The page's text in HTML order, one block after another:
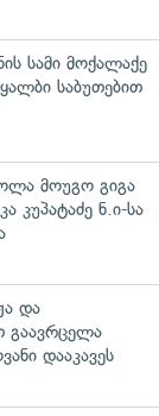
სამი მოქალაქე
საბუთებით
მოუგო გიგა
კუპატაძე ნ.ი-სა
და
გაავრცელა
დააკავეს